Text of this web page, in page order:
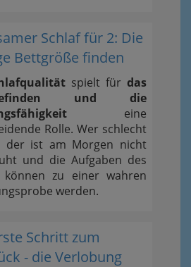
Schlaf für 2: Die
Bettgröße finden
spielt für das
und die
eine
Rolle. Wer schlecht
der ist am Morgen nicht
und die Aufgaben des
können zu einer wahren
werden.
Schritt zum
- die Verlobung